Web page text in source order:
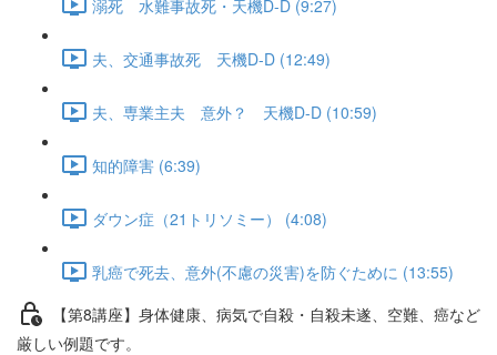
溺死 水難事故死・天機D-D (9:27)
夫、交通事故死 天機D-D (12:49)
夫、専業主夫 意外？ 天機D-D (10:59)
知的障害 (6:39)
ダウン症（21トリソミー） (4:08)
乳癌で死去、意外(不慮の災害)を防ぐために (13:55)
【第8講座】身体健康、病気で自殺・自殺未遂、空難、癌など
厳しい例題です。